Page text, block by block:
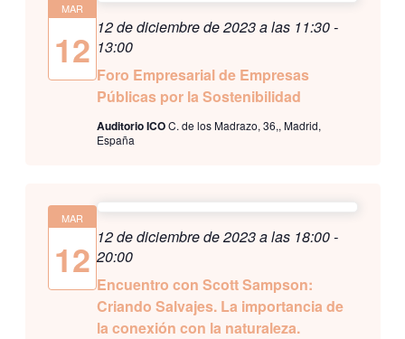
MAR
12
Foro Empresarial de Empresas
Públicas por la Sostenibilidad
12 de diciembre de 2023 a las 11:30-
13:00
Auditorio ICOC. de los Madrazo, 36,, Madrid,
España
MAR
12
Encuentro con Scott Sampson:
Criando Salvajes. La importancia de
la conexión con la naturaleza.
12 de diciembre de 2023 a las 18:00-
20:00